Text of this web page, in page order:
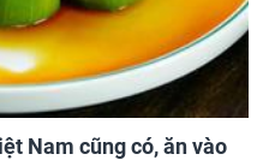
Nam cũng có, ăn vào